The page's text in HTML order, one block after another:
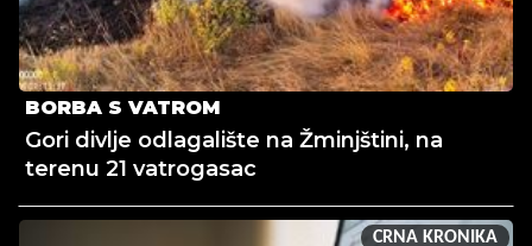
BORBA S VATROM
Gori divlje odlagalište na Žminjštini, na
terenu 21 vatrogasac
CRNA KRONIKA